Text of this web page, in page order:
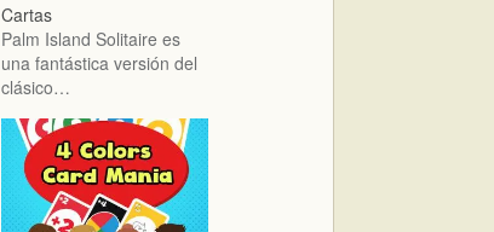
Cartas
Palm Island Solitaire es
una fantástica versión del
clásico…